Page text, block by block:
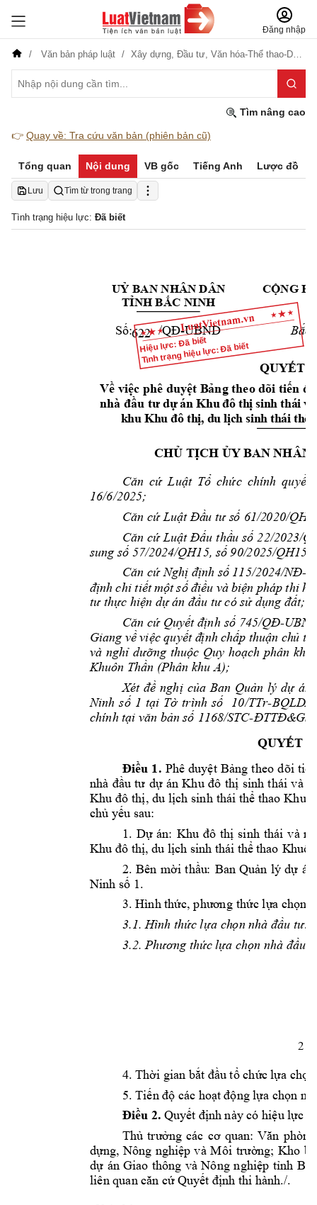
Đăng nhập
Văn bản pháp luật Xây dựng, Đầu tư, Văn hóa-Thể thao-Du lịch
Tìm nâng cao
👉 Quay về: Tra cứu văn bản (phiên bản cũ)
Tổng quan Nội dung VB gốc Tiếng Anh Lược đồ
Lưu Tìm từ trong trang
Tình trạng hiệu lực: Đã biết
Hiệu lực: Đã biết
Tình trạng hiệu lực: Đã biết
UỶ BAN NHÂN DÂN
TỈNH BẮC NINH
Số:        /QĐ-UBND
CỘNG
QUYẾT
Về việc phê duyệt Bảng theo dõi tiến
nhà đầu tư dựán Khu đô thị sinh thái v
khu Khu đô thị, du lịch sinh thái thể
CHỦ TỊCH ỦY BAN NHÂN
Căn cứ Luật Tổ chức chính quyền
16/6/2025;
Căn cứ Luật Đầu tư số 61/2020/
Căn cứ Luật Đấu thầu số 22/2023/
sung số 57/2024/QH15, số 90/2025/QH15;
Căn cứ Nghị định số 115/2024/NĐ-
định chi tiết một số điều và biện pháp thi
tư thực hiện dự án đầu tư có sử dụng đất;
Căn cứ Quyết định số 745/QĐ-
Giang về việc quyết định chấp thuận chủ
và nghỉ dưỡng thuộc Quy hoạch phân khu
Khuôn Thần (Phân khu A);
Xét đề nghị của Ban Quản lý dự án
Ninh số 1 tại Tờ trình số 10/TTr-BQLDA
chính tại văn bản số 1168/STC-ĐTTĐ&
QUYẾT
Điều 1. Phê duyệt Bảng theo dõi
nhà đầu tư dự án Khu đô thị sinh thái và
Khu đô thị, du lịch sinh thái thể thao
chủ yếu sau:
1. Dự án: Khu đô thị sinh thái và
Khu đô thị, du lịch sinh thái thể thao K
2. Bên mời thầu: Ban Quản lý dự
Ninh số 1.
3. Hình thức, phương thức lựa chọn
3.1. Hình thức lựa chọn nhà đầu tư:
3.2. Phương thức lựa chọn nhà đầu
622
2
4. Thời gian bắt đầu tổ chức lựa
5. Tiến độ các hoạt động lựa chọn
Điều 2. Quyết định này có hiệu lực
Thủ trưởng các cơ quan: Văn
dựng, Nông nghiệp và Môi trường; Kho
dự án Giao thông và Nông nghiệp tỉnh
liên quan căn cứ Quyết định thi hành./.